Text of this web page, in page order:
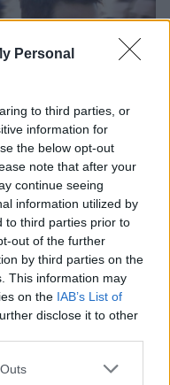
Personal
to third parties, or
information for
the below opt-out
note that after your
continue seeing
information utilized by
to third parties prior to
out of the further
by third parties on the
This information may
on the IAB’s List of
disclose it to other
ο αδερφός
αντίο